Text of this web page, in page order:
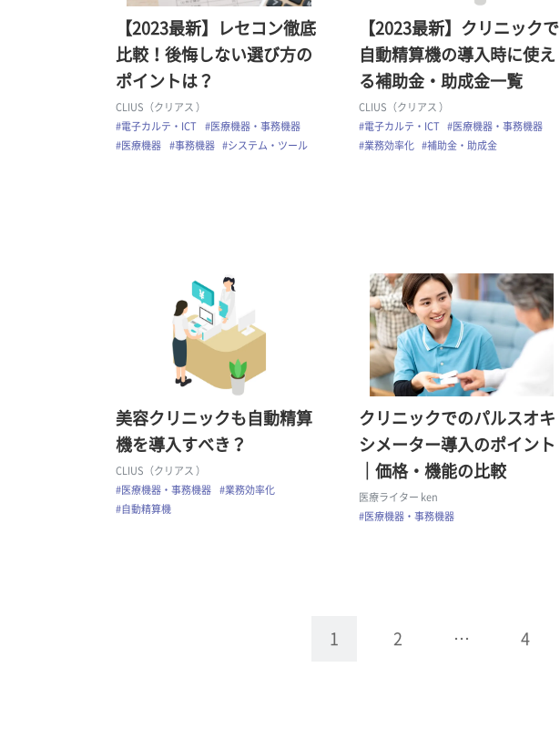
【2023最新】レセコン徹底
比較！後悔しない選び方の
ポイントは？
CLIUS（クリアス ）
#電子カルテ・ICT
#医療機器・事務機器
#医療機器
#事務機器 #システム・ツール
【2023最新】クリニックで
自動精算機の導入時に使え
る補助金・助成金一覧
CLIUS（クリアス ）
#電子カルテ・ICT
#医療機器・事務機器
#業務効率化
#補助金・助成金
美容クリニックも自動精算
機を導入すべき？
CLIUS（クリアス ）
#医療機器・事務機器
#業務効率化
#自動精算機
クリニックでのパルスオキ
シメーター導入のポイント
｜価格・機能の比較
医療ライター ken
#医療機器・事務機器
1 2 … 4